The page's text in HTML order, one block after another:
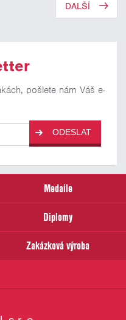
DALŠÍ
pošlete nám Váš e-
ODESLAT
Medaile
Diplomy
Zakázková výroba